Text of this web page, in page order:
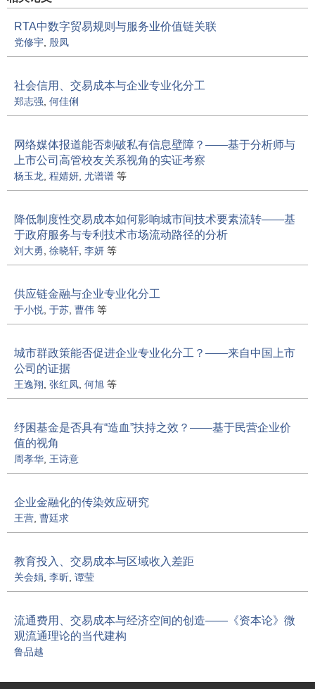
RTA中数字贸易规则与服务业价值链关联
党修宇 殷凤
社会信用、交易成本与企业专业化分工
郑志强 何佳俐
网络媒体报道能否刺破私有信息壁障？——基于分析师与
上市公司高管校友关系视角的实证考察
杨玉龙 程婧妍 尤谱谱 等
降低制度性交易成本如何影响城市间技术要素流转——基
于政府服务与专利技术市场流动路径的分析
刘大勇 徐晓轩 李妍 等
供应链金融与企业专业化分工
于小悦 于苏 曹伟 等
城市群政策能否促进企业专业化分工？——来自中国上市
公司的证据
王逸翔 张红凤 何旭 等
纾困基金是否具有“造血”扶持之效？——基于民营企业价
值的视角
周孝华 王诗意
企业金融化的传染效应研究
王营 曹廷求
教育投入、交易成本与区域收入差距
关会娟 李昕 谭莹
流通费用、交易成本与经济空间的创造——《资本论》微
观流通理论的当代建构
鲁品越